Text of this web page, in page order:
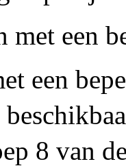
een
een
8 van